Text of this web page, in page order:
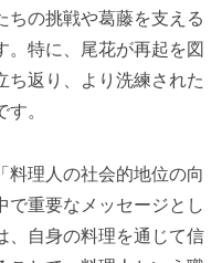
ちの挑戦や葛藤を支える
。特に、尾花が再起を図
ち返り、より洗練された
。
料理人の社会的地位の向
で重要なメッセージとし
、自身の料理を通じて信